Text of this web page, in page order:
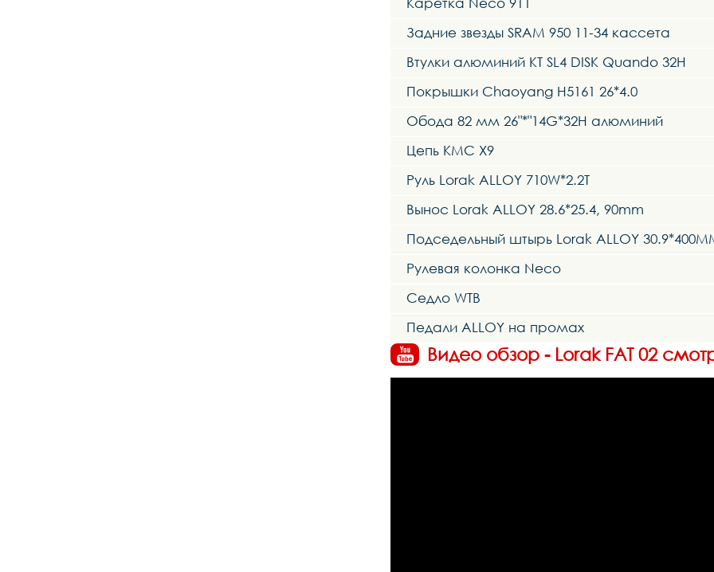
Задние звезды SRAM 950 11-34 кассета
Втулки алюминий KT SL4 DISK Quando 32H
Покрышки Chaoyang H5161 26*4.0
Обода 82 мм 26"*"14G*32H алюминий
Цепь КМС Х9
Руль Lorak ALLOY 710W*2.2T
Вынос Lorak ALLOY 28.6*25.4, 90mm
Подседельный штырь Lorak ALLOY
Рулевая колонка Neco
Седло WTB
Педали ALLOY на промах
Видео обзор - Lorak FAT 02